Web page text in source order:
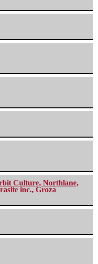
Culture, Northlane,
inc., Groza